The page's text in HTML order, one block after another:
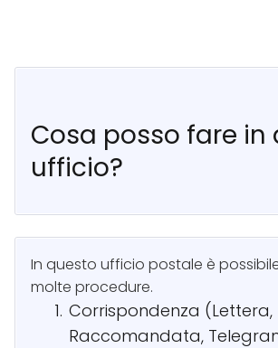
Cosa posso fare in
ufficio?
In questo ufficio postale è
molte procedure.
Corrispondenza (Lettera,
Raccomandata,